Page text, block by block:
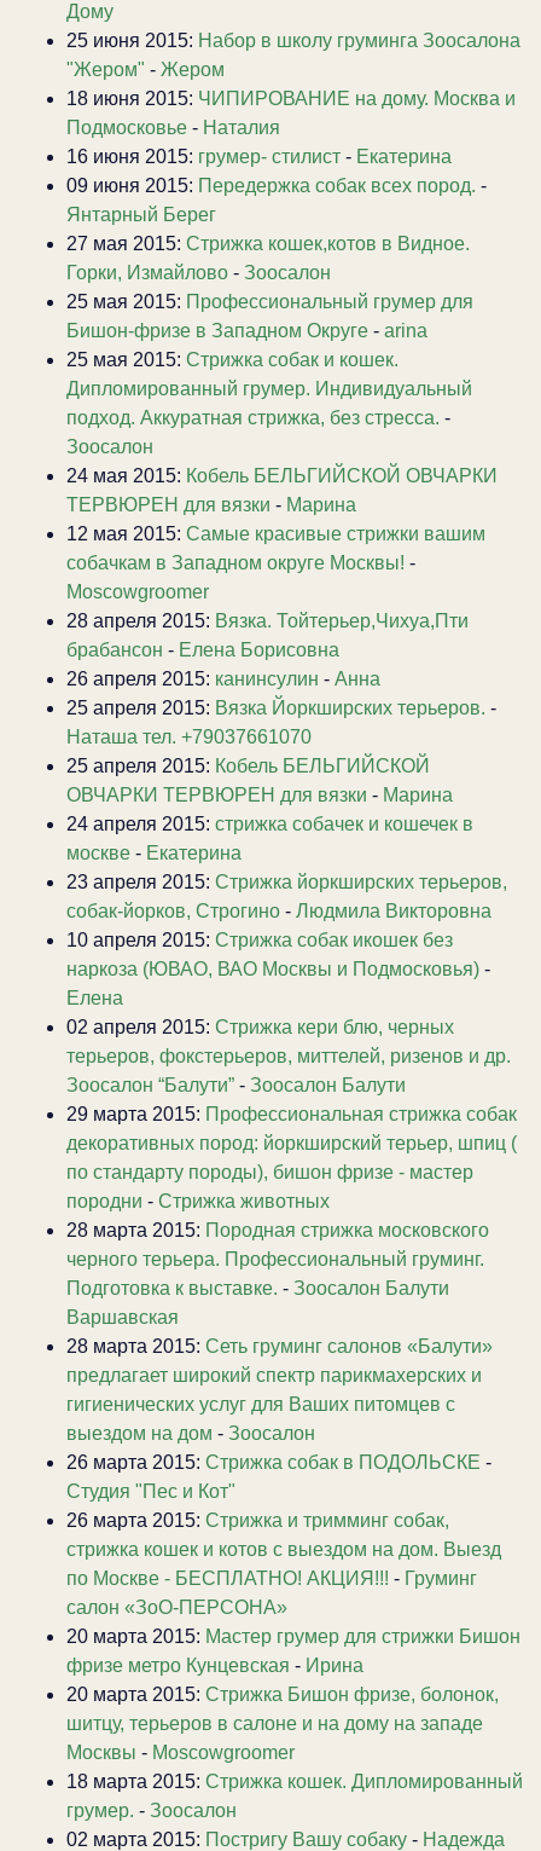
Дому
25 июня 2015: Набор в школу груминга Зоосалона
"Жером" - Жером
18 июня 2015: ЧИПИРОВАНИЕ на дому. Москва и
Подмосковье - Наталия
16 июня 2015: грумер- стилист - Екатерина
09 июня 2015: Передержка собак всех пород. -
Янтарный Берег
27 мая 2015: Стрижка кошек,котов в Видное.
Горки, Измайлово - Зоосалон
25 мая 2015: Профессиональный грумер для
Бишон-фризе в Западном Округе - arina
25 мая 2015: Стрижка собак и кошек.
Дипломированный грумер. Индивидуальный
подход. Аккуратная стрижка, без стресса. -
Зоосалон
24 мая 2015: Кобель БЕЛЬГИЙСКОЙ ОВЧАРКИ
ТЕРВЮРЕН для вязки - Марина
12 мая 2015: Самые красивые стрижки вашим
собачкам в Западном округе Москвы! -
Moscowgroomer
28 апреля 2015: Вязка. Тойтерьер,Чихуа,Пти
брабансон - Елена Борисовна
26 апреля 2015: канинсулин - Анна
25 апреля 2015: Вязка Йоркширских терьеров. -
Наташа тел. +79037661070
25 апреля 2015: Кобель БЕЛЬГИЙСКОЙ
ОВЧАРКИ ТЕРВЮРЕН для вязки - Марина
24 апреля 2015: стрижка собачек и кошечек в
москве - Екатерина
23 апреля 2015: Стрижка йоркширских терьеров,
собак-йорков, Строгино - Людмила Викторовна
10 апреля 2015: Стрижка собак икошек без
наркоза (ЮВАО, ВАО Москвы и Подмосковья) -
Елена
02 апреля 2015: Стрижка кери блю, черных
терьеров, фокстерьеров, миттелей, ризенов и др.
Зоосалон “Балути” - Зоосалон Балути
29 марта 2015: Профессиональная стрижка собак
декоративных пород: йоркширский терьер, шпиц (
по стандарту породы), бишон фризе - мастер
породни - Стрижка животных
28 марта 2015: Породная стрижка московского
черного терьера. Профессиональный груминг.
Подготовка к выставке. - Зоосалон Балути
Варшавская
28 марта 2015: Сеть груминг салонов «Балути»
предлагает широкий спектр парикмахерских и
гигиенических услуг для Ваших питомцев с
выездом на дом - Зоосалон
26 марта 2015: Стрижка собак в ПОДОЛЬСКЕ -
Студия "Пес и Кот"
26 марта 2015: Стрижка и тримминг собак,
стрижка кошек и котов с выездом на дом. Выезд
по Москве - БЕСПЛАТНО! АКЦИЯ!!! - Груминг
салон «ЗоО-ПЕРСОНА»
20 марта 2015: Мастер грумер для стрижки Бишон
фризе метро Кунцевская - Ирина
20 марта 2015: Стрижка Бишон фризе, болонок,
шитцу, терьеров в салоне и на дому на западе
Москвы - Moscowgroomer
18 марта 2015: Стрижка кошек. Дипломированный
грумер. - Зоосалон
02 марта 2015: Постригу Вашу собаку - Надежда